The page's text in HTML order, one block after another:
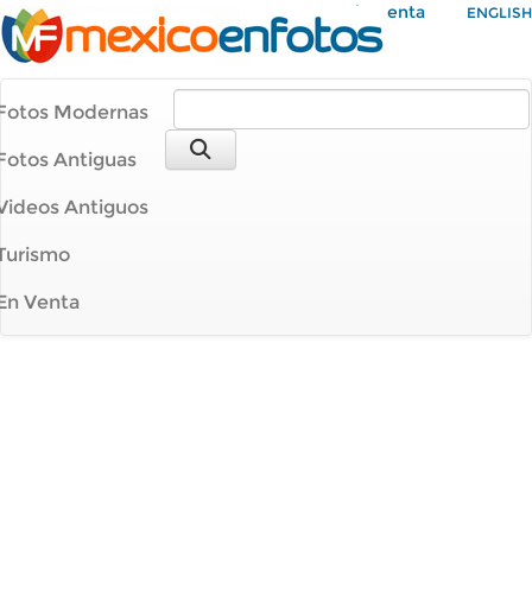
Mi Cuenta ENGLISH
Modernas
Antiguas
Antiguos
Venta